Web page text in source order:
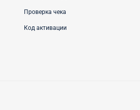
Проверка чека
Код активации